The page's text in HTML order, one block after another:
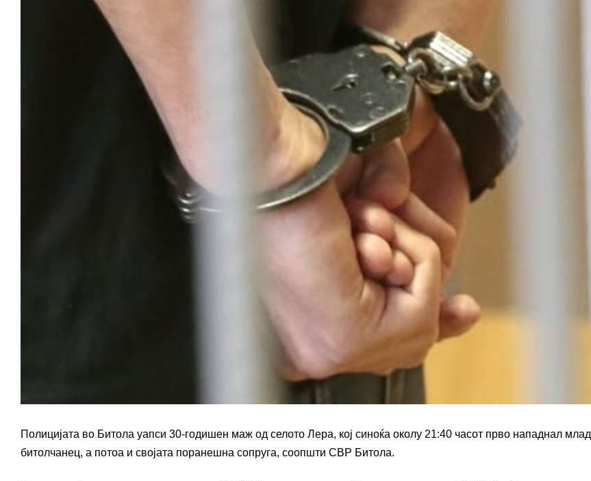
Полицијата во Битола уапси 30-годишен маж од селото Лера, кој синоќа околу 21:40 часот прво нападнал млад
битолчанец, а потоа и својата поранешна сопруга, соопшти СВР Битола.